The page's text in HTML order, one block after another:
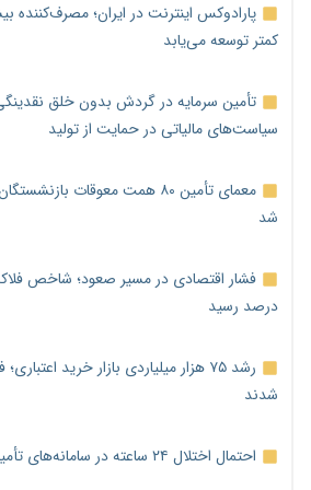
پارادوکس اینترنت در ایران؛ مصرف‌کننده
کمتر توسعه می‌یابد
تأمین سرمایه در گردش بدون خلق
سیاست‌های مالیاتی در حمایت از تولید
معمای تأمین ۸۰ همت معوقات
شد
درصد رسید
رشد ۷۵ هزار میلیاردی بازار خرید
شدند
احتمال اختلال ۲۴ ساعته در سامانه‌های تأمین اجتماعی